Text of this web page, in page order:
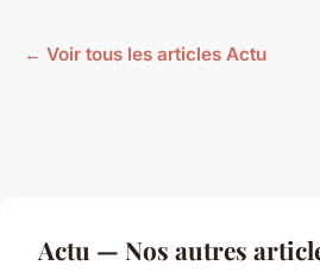
← Voir tous les articles Actu
Actu — Nos autres